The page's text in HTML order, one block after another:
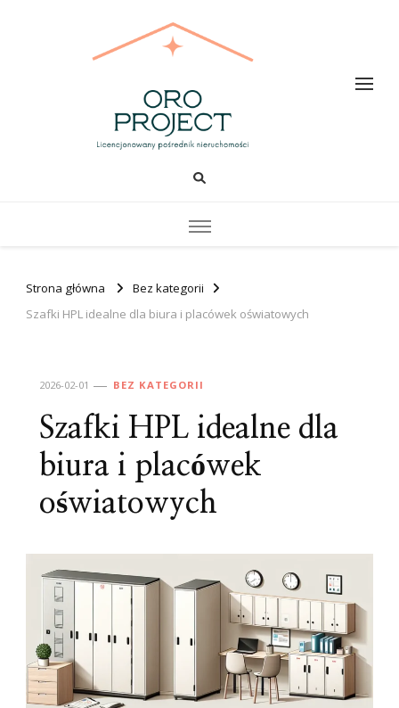
Oro PROJECT
Strona główna
Bez kategorii
Szafki HPL idealne dla biura i placówek oświatowych
2026-02-01 BEZ KATEGORII
Szafki HPL idealne dla
biura i placówek
oświatowych